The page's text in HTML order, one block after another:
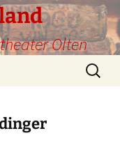
Olten
Suche
nach: